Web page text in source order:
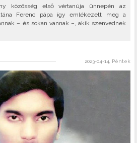
közösség első vértanúja ünnepén az
Ferenc pápa így emlékezett meg a
– és sokan vannak –, akik szenvednek
2023-04-14, Péntek